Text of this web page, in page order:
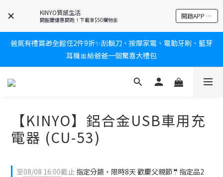
KINYO質感生活
開館慶優惠開跑！下載享$50購物金 開啟APP 享隱藏優惠
新會員送$100購物金✨再享消費回饋無極限
新會員送$100購物金✨再享消費回饋無極限
爸氣有禮賞🎁全館任2件9折✨刮鬍刀、按摩家電、電動牙刷、藍芽
耳機🎀給爸爸一個驚喜大禮包
炎熱夏日救星☀️秒凍扇登場💙半導體製冷 x 微米級冰霧，一秒開
新會員送$100購物金✨再享消費回饋無極限
【KINYO】鋁合金USB車用充
電器 (CU-53)
至08/08 16:00截止 指定分類，限時8天 歡慶父親節🤵指定品2